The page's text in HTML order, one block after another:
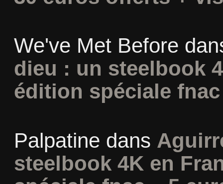
We've Met Before
dieu : un steelbook
édition spéciale
Palpatine dans
steelbook 4K en